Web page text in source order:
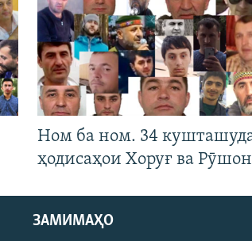
Ном ба ном. 34
ҳодисаҳои Хоруғ ва Рӯшон
ЗАМИМАҲО